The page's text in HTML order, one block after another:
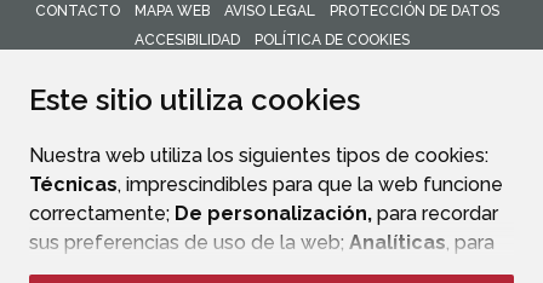
Este sitio utiliza cookies
Nuestra web utiliza los siguientes tipos de cookies:
Técnicas, imprescindibles para que la web funcione
correctamente; De personalización, para recordar
sus preferencias de uso de la web; Analíticas, para
mejorar el funcionamiento de la web y sus servicios.
CONTACTO MAPA WEB AVISO LEGAL
PROTECCIÓN DE DATOS
ACCESIBILIDAD
POLÍTICA DE COOKIES